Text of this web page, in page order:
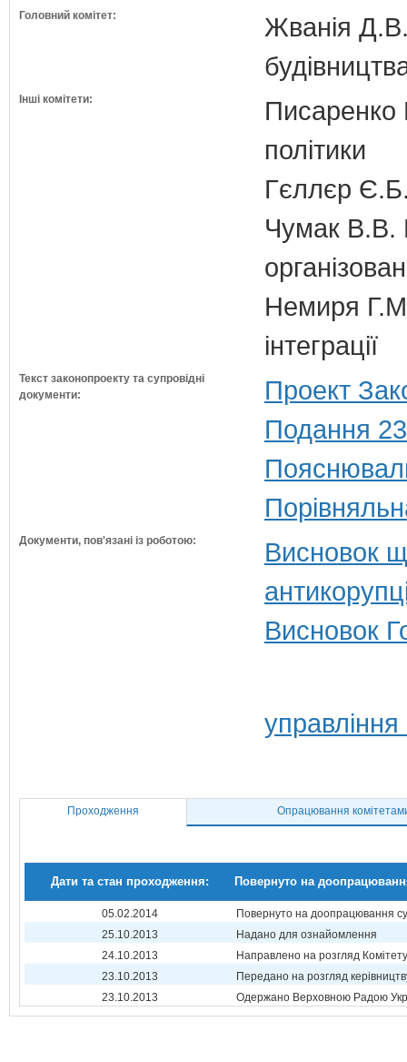
Головний комітет:
Жванія
Інші комітети:
Писаренко
політики
Гєллєр
Чумак В.В.
Немиря
інтеграції
Текст законопроекту та супровідні
документи:
Проект
Подання
Документи, пов'язані із роботою:
Висновок
Висновок
Проходження Опрацювання
Дати та стан проходження: Повернуто на
05.02.2014
Повернуто на доопрацювання
25.10.2013
Надано для ознайомлення
24.10.2013
Направлено на розгляд Комітету
23.10.2013
Передано на розгляд
23.10.2013
Одержано Верховною Радою